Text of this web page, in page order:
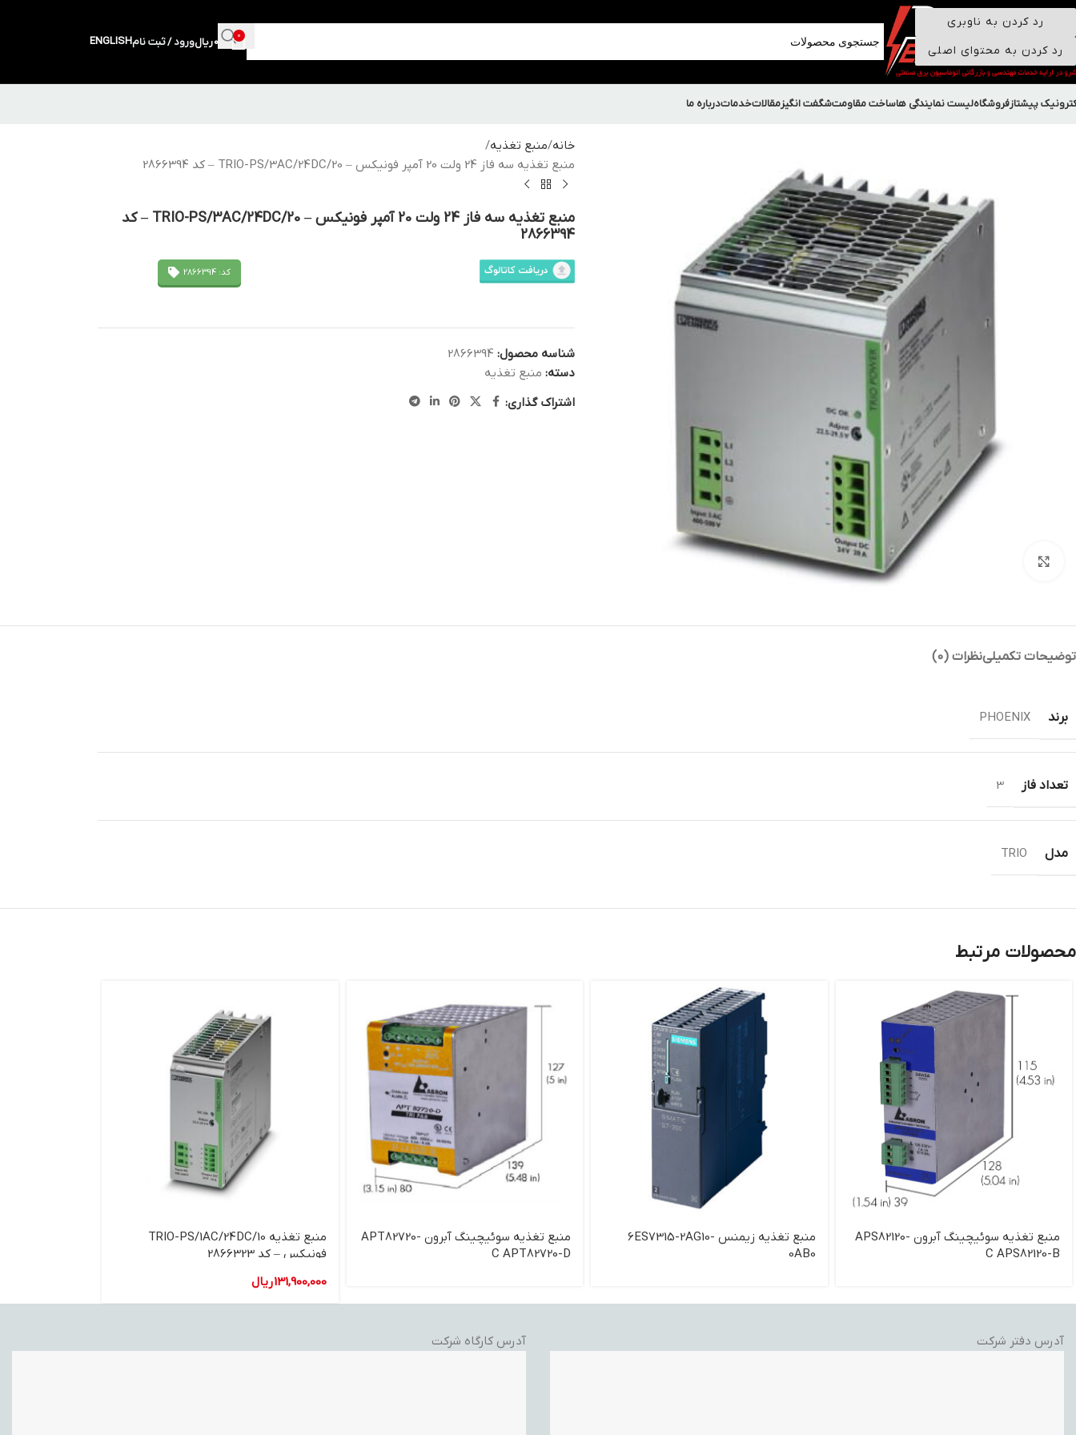
رد کردن به ناوبری
رد کردن به محتوای اصلی
0
0ریالورود / ثبت نامENGLISH
پیشتازفروشگاهلیست نمایندگی هاساخت مقاومتشگفت انگیزمقالاتخدماتدرباره ما
خانه منبع تغذیه
منبع تغذیه سه فاز 24 ولت 20 آمپر فونیکس – TRIO-PS/3AC/24DC/20 – کد 2866394
منبع تغذیه سه فاز 24 ولت 20 آمپر فونیکس – TRIO-PS/3AC/24DC/20 – کد
2866394
کد: 2866394
شناسه محصول: 2866394
دسته: منبع تغذیه
اشتراک گذاری:
توضیحات تکمیلینظرات (0)
برند PHOENIX
تعداد فاز 3
مدل TRIO
محصولات مرتبط
منبع تغذیه سوئیچینگ آبرون APS82120-
C APS82120-B
منبع تغذيه زيمنس 6ES7315-2AG10-
0AB0
منبع تغذیه سوئیچینگ آبرون APT82720-
C APT82720-D
منبع تغذیه TRIO-PS/1AC/24DC/10
فونیکس – کد 2866323
131,900,000ریال
آدرس کارگاه شرکت آدرس دفتر شرکت